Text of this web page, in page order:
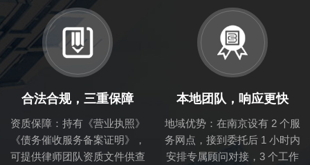
合法合规，三重保障
资质保障：持有《营业执照》
《债务催收服务备案证明》，
可提供律师团队资质文件供查
本地团队，响应更快
地域优势：在南京设有 2 个服
务网点，接到委托后 1 小时内
安排专属顾问对接，3 个工作